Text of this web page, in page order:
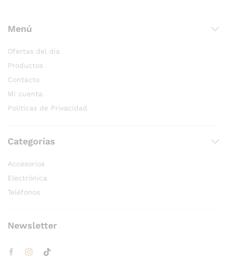
Menú
Ofertas del día
Productos
Contacto
Mi cuenta
Políticas de Privacidad
Categorías
Accesorios
Electrónica
Teléfonos
Newsletter